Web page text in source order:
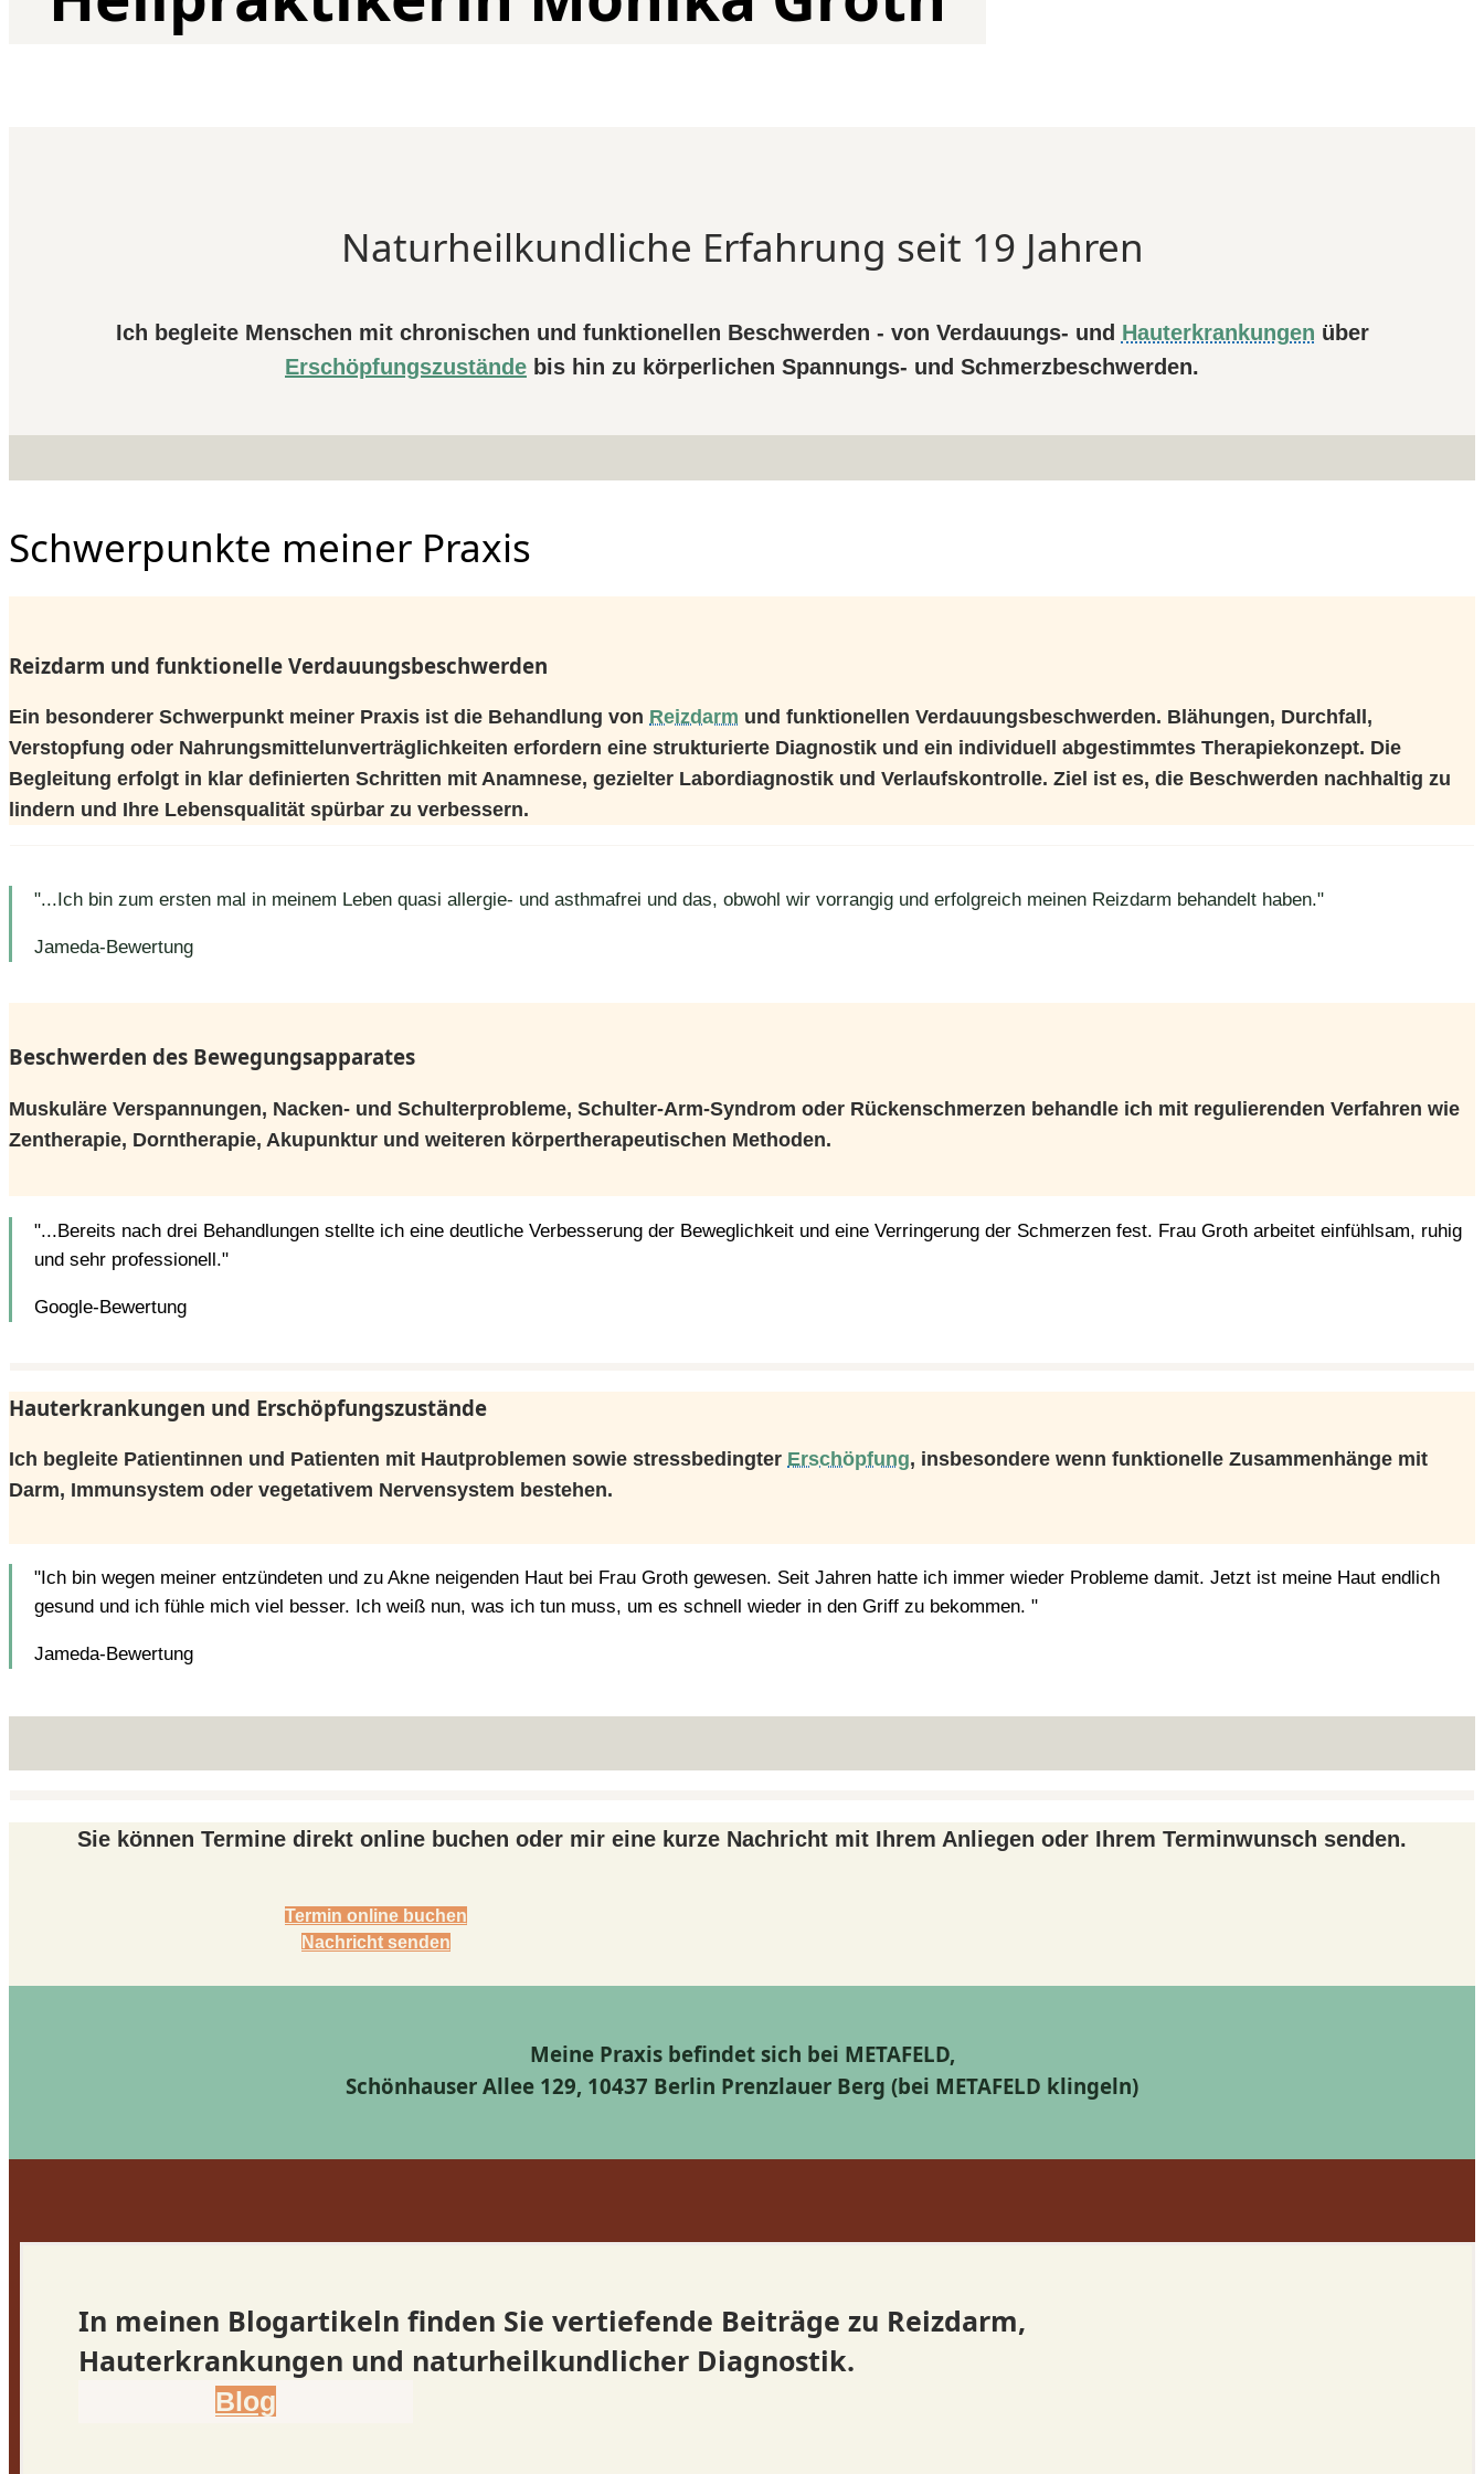
Naturheilkundliche Erfahrung seit 19 Jahren
Ich begleite Menschen mit chronischen und funktionellen Beschwerden - von Verdauungs- und Hauterkrankungen über
Erschöpfungszustände bis hin zu körperlichen Spannungs- und Schmerzbeschwerden.
Schwerpunkte meiner Praxis
Reizdarm und funktionelle Verdauungsbeschwerden
Ein besonderer Schwerpunkt meiner Praxis ist die Behandlung von Reizdarm und funktionellen Verdauungsbeschwerden. Blähungen, Durchfall,
Verstopfung oder Nahrungsmittelunverträglichkeiten erfordern eine strukturierte Diagnostik und ein individuell abgestimmtes Therapiekonzept. Die
Begleitung erfolgt in klar definierten Schritten mit Anamnese, gezielter Labordiagnostik und Verlaufskontrolle. Ziel ist es, die Beschwerden nachhaltig zu
lindern und Ihre Lebensqualität spürbar zu verbessern.
"...Ich bin zum ersten mal in meinem Leben quasi allergie- und asthmafrei und das, obwohl wir vorrangig und erfolgreich meinen Reizdarm behandelt haben."
Jameda-Bewertung
Beschwerden des Bewegungsapparates
Muskuläre Verspannungen, Nacken- und Schulterprobleme, Schulter-Arm-Syndrom oder Rückenschmerzen behandle ich mit regulierenden Verfahren wie
Zentherapie, Dorntherapie, Akupunktur und weiteren körpertherapeutischen Methoden.
"...Bereits nach drei Behandlungen stellte ich eine deutliche Verbesserung der Beweglichkeit und eine Verringerung der Schmerzen fest. Frau Groth arbeitet einfühlsam, ruhig
und sehr professionell."
Google-Bewertung
Hauterkrankungen und Erschöpfungszustände
Ich begleite Patientinnen und Patienten mit Hautproblemen sowie stressbedingter Erschöpfung, insbesondere wenn funktionelle Zusammenhänge mit
Darm, Immunsystem oder vegetativem Nervensystem bestehen.
"Ich bin wegen meiner entzündeten und zu Akne neigenden Haut bei Frau Groth gewesen. Seit Jahren hatte ich immer wieder Probleme damit. Jetzt ist meine Haut endlich
gesund und ich fühle mich viel besser. Ich weiß nun, was ich tun muss, um es schnell wieder in den Griff zu bekommen. "
Jameda-Bewertung
Sie können Termine direkt online buchen oder mir eine kurze Nachricht mit Ihrem Anliegen oder Ihrem Terminwunsch senden.
Termin online buchen
Nachricht senden
Meine Praxis befindet sich bei METAFELD,
Schönhauser Allee 129, 10437 Berlin Prenzlauer Berg (bei METAFELD klingeln)
In meinen Blogartikeln finden Sie vertiefende Beiträge zu Reizdarm,
Hauterkrankungen und naturheilkundlicher Diagnostik.
Blog